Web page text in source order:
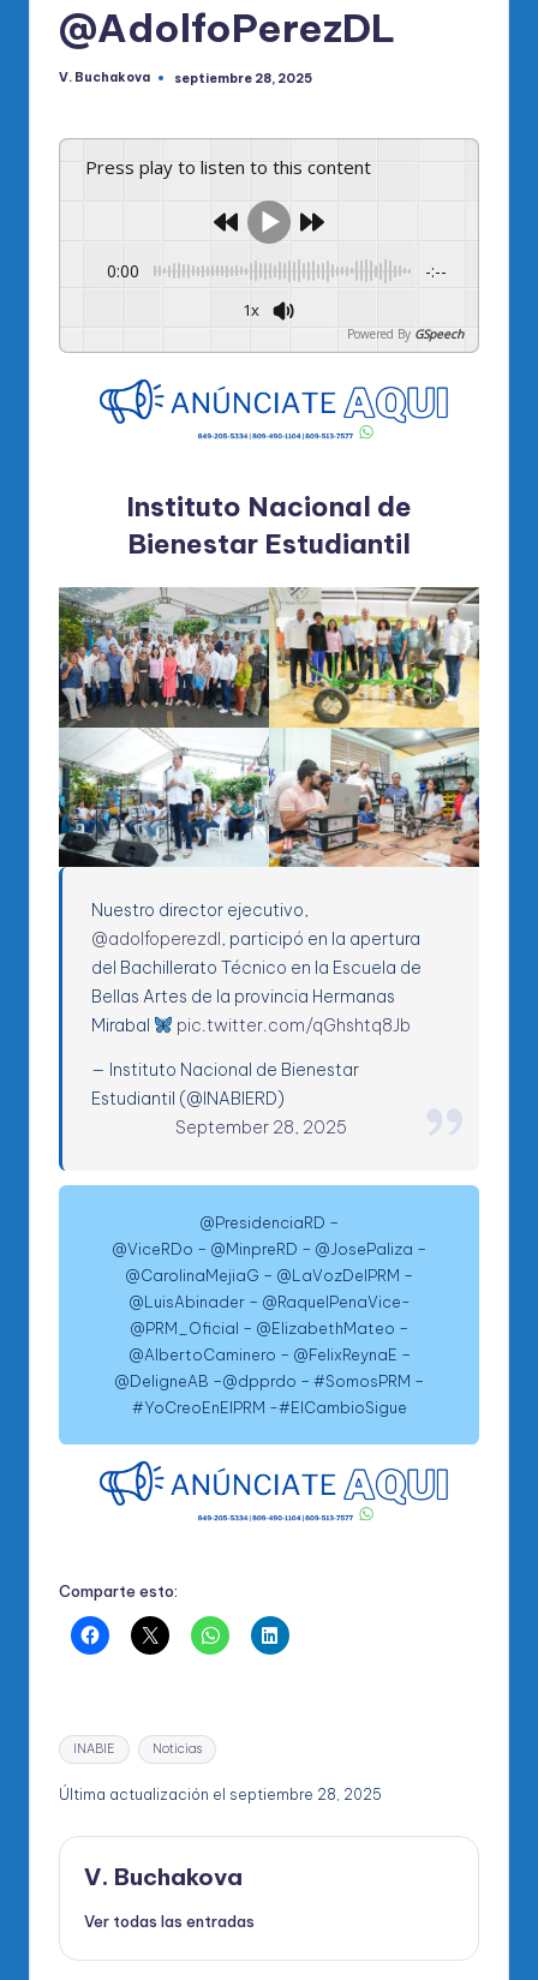
@AdolfoPerezDL
Publicado
V. Buchakova septiembre 28, 2025
Press play to listen to this content
0:00 -:--
1x
Powered By GSpeech
Instituto Nacional de
Bienestar Estudiantil
Nuestro director ejecutivo,
@adolfoperezdl, participó en la apertura
del Bachillerato Técnico en la Escuela de
Bellas Artes de la provincia Hermanas
Mirabal
pic.twitter.com/qGhshtq8Jb
— Instituto Nacional de Bienestar
Estudiantil (@INABIERD)
September 28, 2025
@PresidenciaRD –
@ViceRDo – @MinpreRD – @JosePaliza –
@CarolinaMejiaG – @LaVozDelPRM –
@LuisAbinader – @RaquelPenaVice-
@PRM_Oficial – @ElizabethMateo –
@AlbertoCaminero – @FelixReynaE –
@DeligneAB –@dpprdo – #SomosPRM –
#YoCreoEnElPRM -#ElCambioSigue
Comparte esto:
Etiquetas:
INABIE Noticias
Última actualización el septiembre 28, 2025
V. Buchakova
Ver todas las entradas